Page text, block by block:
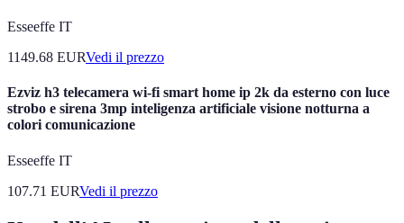
Esseeffe IT
1149.68 EURVedi il prezzo
Ezviz h3 telecamera wi-fi smart home ip 2k da esterno con luce
strobo e sirena 3mp inteligenza artificiale visione notturna a
colori comunicazione
Esseeffe IT
107.71 EURVedi il prezzo